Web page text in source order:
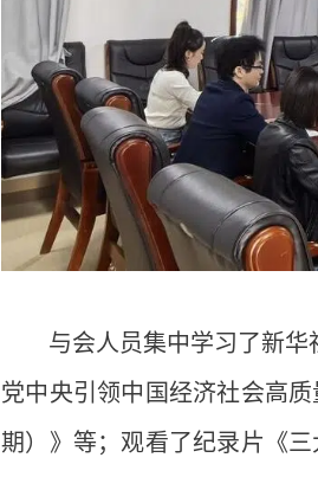
与会人员集中学习了新
党中央引领中国经济社会高
期）》等；观看了纪录片《